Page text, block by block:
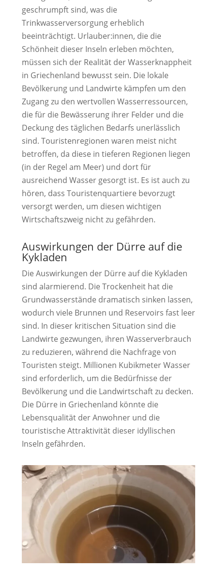
geschrumpft sind, was die
Trinkwasserversorgung erheblich
beeinträchtigt. Urlauber:innen, die die
Schönheit dieser Inseln erleben möchten,
müssen sich der Realität der Wasserknappheit
in Griechenland bewusst sein. Die lokale
Bevölkerung und Landwirte kämpfen um den
Zugang zu den wertvollen Wasserressourcen,
die für die Bewässerung ihrer Felder und die
Deckung des täglichen Bedarfs unerlässlich
sind. Touristenregionen waren meist nicht
betroffen, da diese in tieferen Regionen liegen
(in der Regel am Meer) und dort für
ausreichend Wasser gesorgt ist. Es ist auch zu
hören, dass Touristenquartiere bevorzugt
versorgt werden, um diesen wichtigen
Wirtschaftszweig nicht zu gefährden.
Auswirkungen der Dürre auf die
Kykladen
Die Auswirkungen der Dürre auf die Kykladen
sind alarmierend. Die Trockenheit hat die
Grundwasserstände dramatisch sinken lassen,
wodurch viele Brunnen und Reservoirs fast leer
sind. In dieser kritischen Situation sind die
Landwirte gezwungen, ihren Wasserverbrauch
zu reduzieren, während die Nachfrage von
Touristen steigt. Millionen Kubikmeter Wasser
sind erforderlich, um die Bedürfnisse der
Bevölkerung und die Landwirtschaft zu decken.
Die Dürre in Griechenland könnte die
Lebensqualität der Anwohner und die
touristische Attraktivität dieser idyllischen
Inseln gefährden.